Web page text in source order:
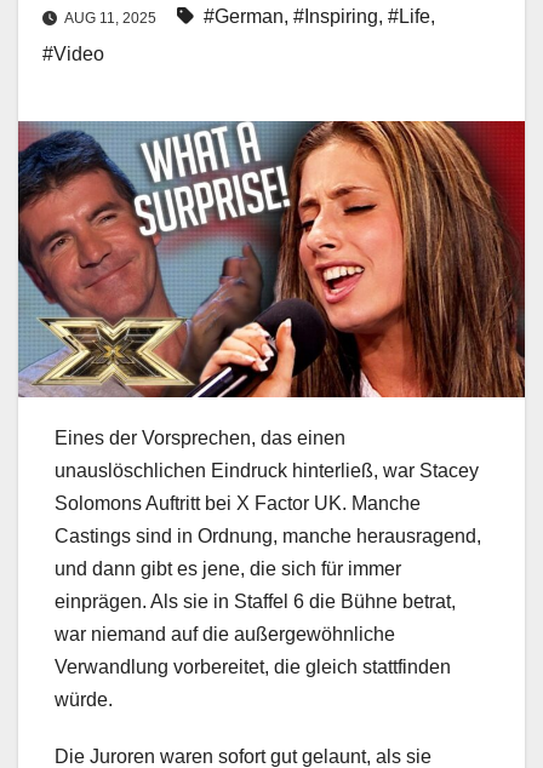
AUG 11, 2025 #German, #Inspiring, #Life,
#Video
Eines der Vorsprechen, das einen
unauslöschlichen Eindruck hinterließ, war Stacey
Solomons Auftritt bei X Factor UK. Manche
Castings sind in Ordnung, manche herausragend,
und dann gibt es jene, die sich für immer
einprägen. Als sie in Staffel 6 die Bühne betrat,
war niemand auf die außergewöhnliche
Verwandlung vorbereitet, die gleich stattfinden
würde.
Die Juroren waren sofort gut gelaunt, als sie